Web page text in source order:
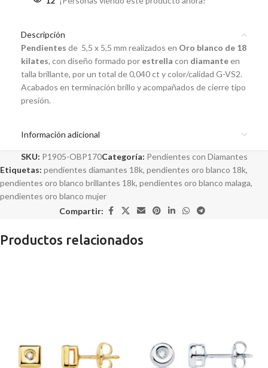
Descripción
Pendientes de 5,5 x 5,5 mm realizados en Oro blanco de 18
kilates, con diseño formado por estrella con diamanteen
talla brillante, por un total de 0,040 ct y color/calidad G-VS2.
Acabados en terminación brillo y acompañados de cierre tipo
presión.
Información adicional
SKU: P1905-OBP170Categoría: Pendientes con Diamantes
Etiquetas: pendientes diamantes 18k, pendientes oro blanco 18k,
pendientes oro blanco brillantes 18k, pendientes oro blanco malaga,
pendientes oro blanco mujer
Compartir:
Productos relacionados